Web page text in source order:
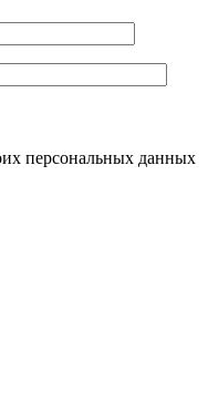
персональных данных